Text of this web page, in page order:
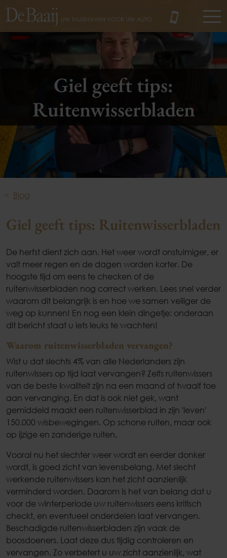
MENU
Giel geeft tips:
Ruitenwisserbladen
Blog
Giel geeft tips: Ruitenwisserbladen
De herfst dient zich aan. Het weer wordt onstuimiger, er
valt meer regen en de dagen worden korter. De
hoogste tijd om eens te checken of de
ruitenwisserbladen nog correct werken. Lees snel verder
waarom dit belangrijk is en hoe we samen veiliger de
weg op kunnen! En nog een klein dingetje: onderaan
dit bericht staat u iets leuks te wachten!
Waarom ruitenwisserbladen vervangen?
Wist u dat slechts 4% van alle Nederlanders zijn
ruitenwissers op tijd laat vervangen? Zelfs ruitenwissers
van de beste kwaliteit zijn na een maand of twaalf toe
aan vervanging. En dat is ook niet gek, want
gemiddeld maakt een ruitenwisserblad in zijn 'leven'
150.000 wisbewegingen. Op schone ruiten, maar ook
op ijzige en zanderige ruiten.
Vooral nu het slechter weer wordt en eerder donker
wordt, is goed zicht van levensbelang. Met slecht
werkende ruitenwissers kan het zicht aanzienlijk
verminderd worden. Daarom is het van belang dat u
voor de winterperiode uw ruitenwissers eens kritisch
checkt, en eventueel onderdelen laat vervangen.
Beschadigde ruitenwisserbladen zijn vaak de
boosdoeners. Laat deze dus tijdig controleren en
vervangen. Zo verbetert u uw zicht aanzienlijk, wat